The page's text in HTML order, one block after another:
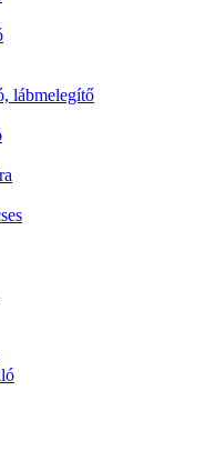
lábmelegítő